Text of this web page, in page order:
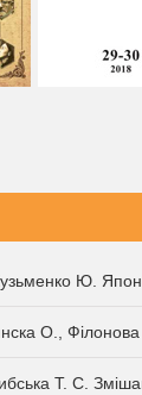
Ю.
О., Філонова
Т. С.